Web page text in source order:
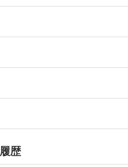
歴